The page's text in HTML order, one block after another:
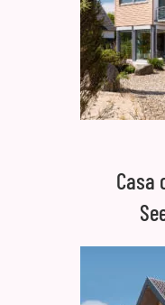
Casa